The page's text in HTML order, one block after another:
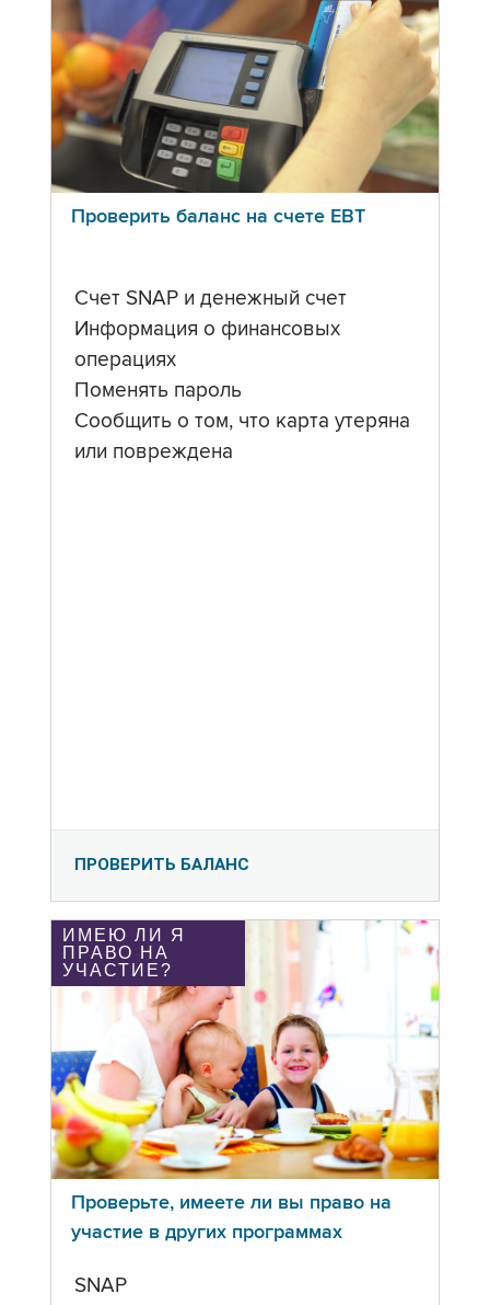
Проверить баланс на счете ЕВТ
Счет SNAP и денежный счет
Информация о финансовых
операциях
Поменять пароль
Сообщить о том, что карта утеряна
или повреждена
ПРОВЕРИТЬ БАЛАНС
ИМЕЮ ЛИ Я
ПРАВО НА
УЧАСТИЕ?
Проверьте, имеете ли вы право на
участие в других программах
SNAP